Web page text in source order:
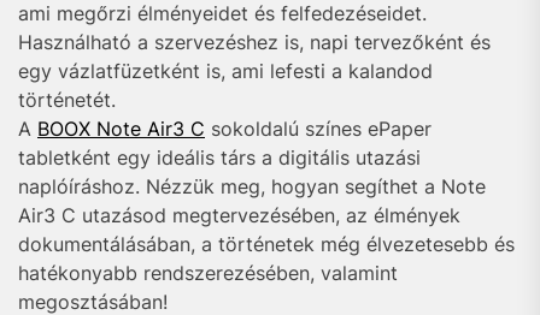
ami megőrzi élményeidet és felfedezéseidet.
Használható a szervezéshez is, napi tervezőként és
egy vázlatfüzetként is, ami lefesti a kalandod
történetét.
A BOOX Note Air3 C sokoldalú színes ePaper
tabletként egy ideális társ a digitális utazási
naplóíráshoz. Nézzük meg, hogyan segíthet a Note
Air3 C utazásod megtervezésében, az élmények
dokumentálásában, a történetek még élvezetesebb és
hatékonyabb rendszerezésében, valamint
megosztásában!